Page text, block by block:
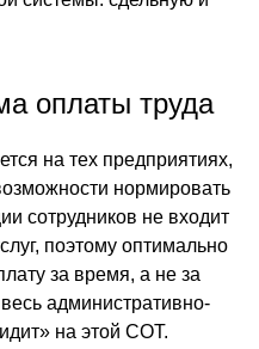
оплаты труда
на тех предприятиях,
нормировать
сотрудников не входит
поэтому оптимально
за время, а не за
административно-
на этой СОТ.